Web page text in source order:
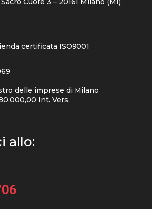
certificata ISO9001
delle imprese di Milano
Int. Vers.
allo: